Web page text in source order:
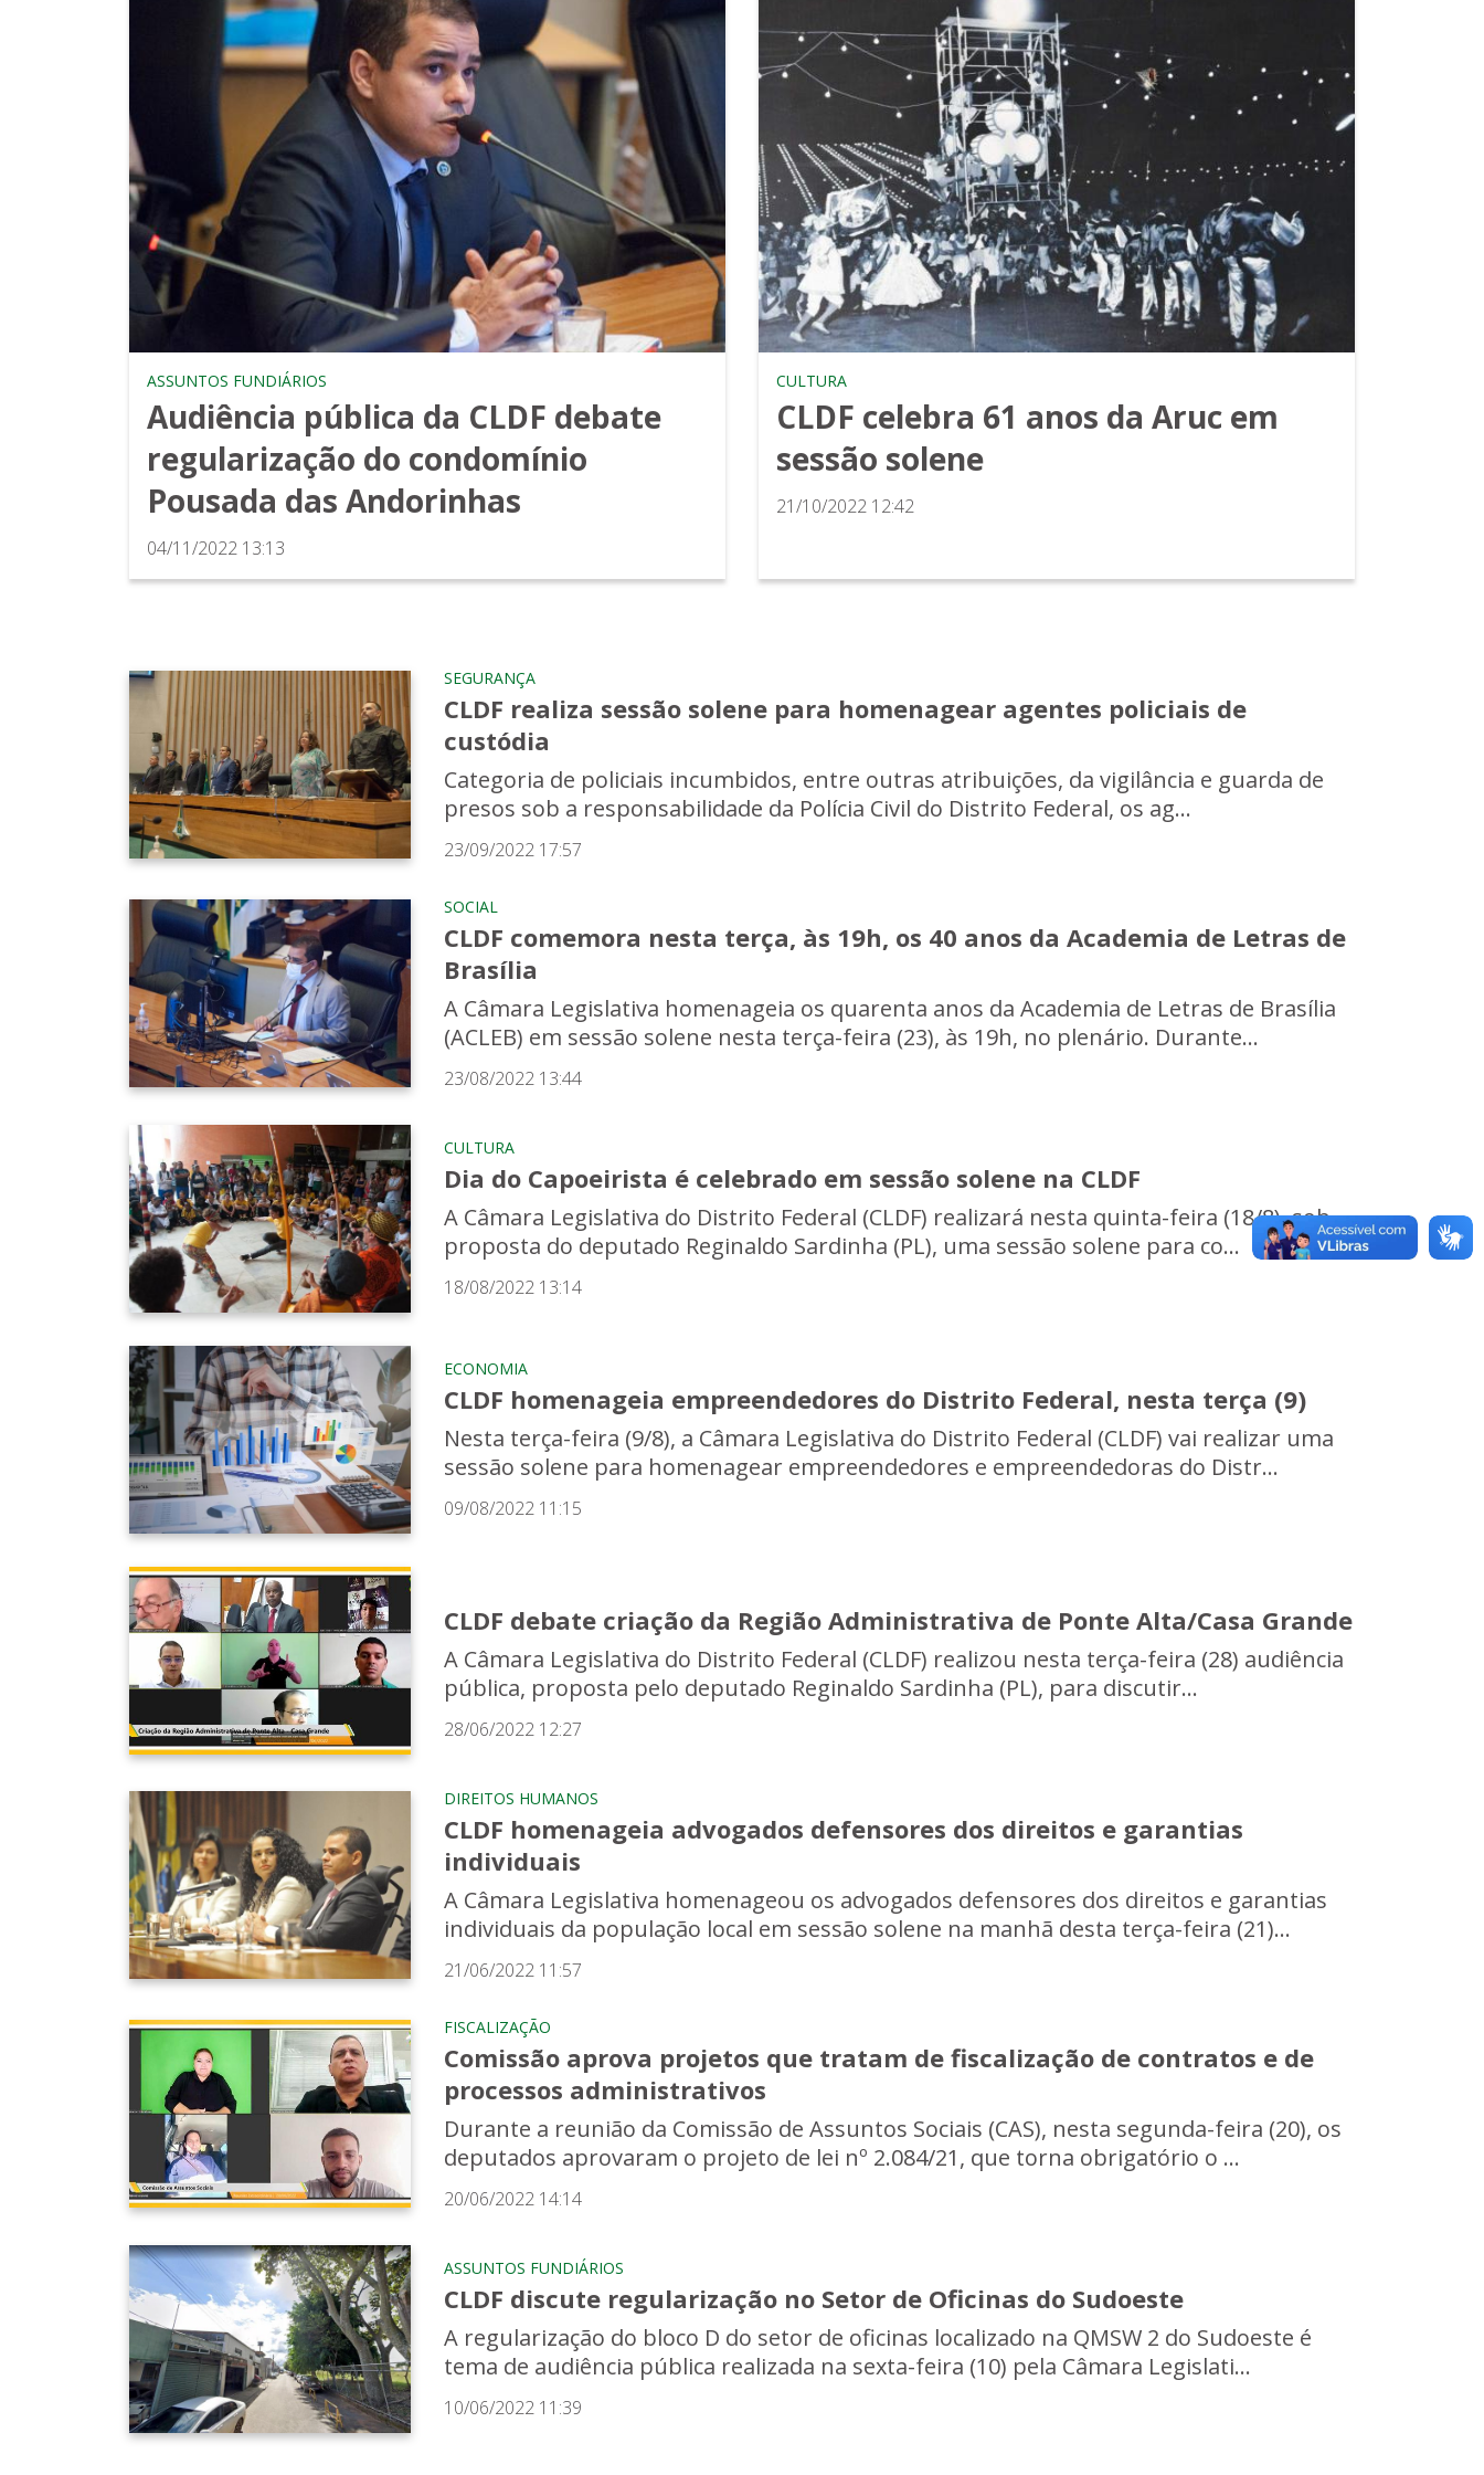
ASSUNTOS FUNDIÁRIOS
Audiência pública da CLDF debate
regularização do condomínio
Pousada das Andorinhas
04/11/2022 13:13
CULTURA
CLDF celebra 61 anos da Aruc em
sessão solene
21/10/2022 12:42
SEGURANÇA
CLDF realiza sessão solene para homenagear agentes policiais de
custódia
Categoria de policiais incumbidos, entre outras atribuições, da vigilância e guarda de
presos sob a responsabilidade da Polícia Civil do Distrito Federal, os ag...
23/09/2022 17:57
SOCIAL
CLDF comemora nesta terça, às 19h, os 40 anos da Academia de Letras de
Brasília
A Câmara Legislativa homenageia os quarenta anos da Academia de Letras de Brasília
(ACLEB) em sessão solene nesta terça-feira (23), às 19h, no plenário. Durante...
23/08/2022 13:44
CULTURA
Dia do Capoeirista é celebrado em sessão solene na CLDF
A Câmara Legislativa do Distrito Federal (CLDF) realizará nesta quinta-feira (18/8), sob
proposta do deputado Reginaldo Sardinha (PL), uma sessão solene para co...
18/08/2022 13:14
ECONOMIA
CLDF homenageia empreendedores do Distrito Federal, nesta terça (9)
Nesta terça-feira (9/8), a Câmara Legislativa do Distrito Federal (CLDF) vai realizar uma
sessão solene para homenagear empreendedores e empreendedoras do Distr...
09/08/2022 11:15
CLDF debate criação da Região Administrativa de Ponte Alta/Casa Grande
A Câmara Legislativa do Distrito Federal (CLDF) realizou nesta terça-feira (28) audiência
pública, proposta pelo deputado Reginaldo Sardinha (PL), para discutir...
28/06/2022 12:27
DIREITOS HUMANOS
CLDF homenageia advogados defensores dos direitos e garantias
individuais
A Câmara Legislativa homenageou os advogados defensores dos direitos e garantias
individuais da população local em sessão solene na manhã desta terça-feira (21)...
21/06/2022 11:57
FISCALIZAÇÃO
Comissão aprova projetos que tratam de fiscalização de contratos e de
processos administrativos
Durante a reunião da Comissão de Assuntos Sociais (CAS), nesta segunda-feira (20), os
deputados aprovaram o projeto de lei nº 2.084/21, que torna obrigatório o ...
20/06/2022 14:14
ASSUNTOS FUNDIÁRIOS
CLDF discute regularização no Setor de Oficinas do Sudoeste
A regularização do bloco D do setor de oficinas localizado na QMSW 2 do Sudoeste é
tema de audiência pública realizada na sexta-feira (10) pela Câmara Legislati...
10/06/2022 11:39